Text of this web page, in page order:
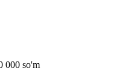
000 so'm